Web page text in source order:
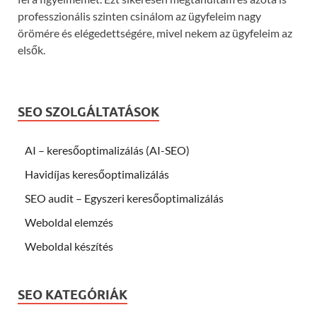
professzionális szinten csinálom az ügyfeleim nagy
örömére és elégedettségére, mivel nekem az ügyfeleim az
elsők.
SEO SZOLGÁLTATÁSOK
AI – keresőoptimalizálás (AI-SEO)
Havidíjas keresőoptimalizálás
SEO audit – Egyszeri keresőoptimalizálás
Weboldal elemzés
Weboldal készítés
SEO KATEGÓRIÁK